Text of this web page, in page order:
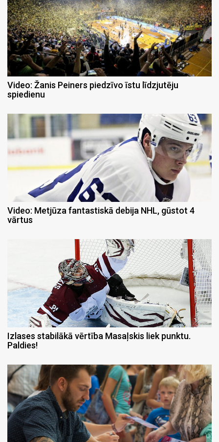
Video: Žanis Peiners piedzīvo īstu līdzjutēju
spiedienu
Video: Metjūza fantastiskā debija NHL, gūstot 4
vārtus
Izlases stabilākā vērtība Masaļskis liek punktu.
Paldies!